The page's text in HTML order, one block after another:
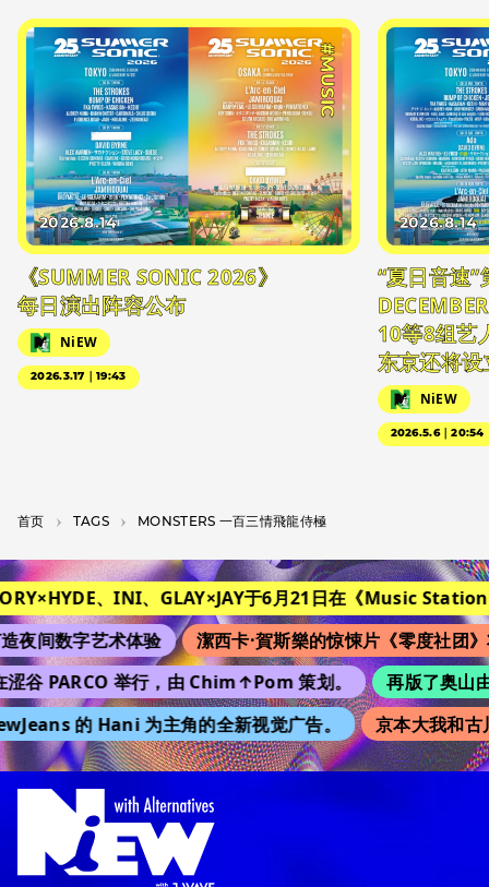
#MUSIC
2026.8.14
《SUMMER SONIC 2026》
每日演出阵容公布
NiEW
2026.3.17｜19:43
2026.8.14
“夏日音速
DECEMBER
10等8组艺
东京还将
NiEW
2026.5.6｜20:54
首页 T­A­G­S MONSTERS 一百三情飛龍侍極
、INI、GLAY×JAY于6月21日在《Music Station
间数字艺术体验
潔西卡·賀斯樂的惊悚片《零度社团》
谷 PARCO 举行，由 Chim↑Pom 策划。
再版了奥山
的 Hani 为主角的全新视觉广告。
京本大我和古